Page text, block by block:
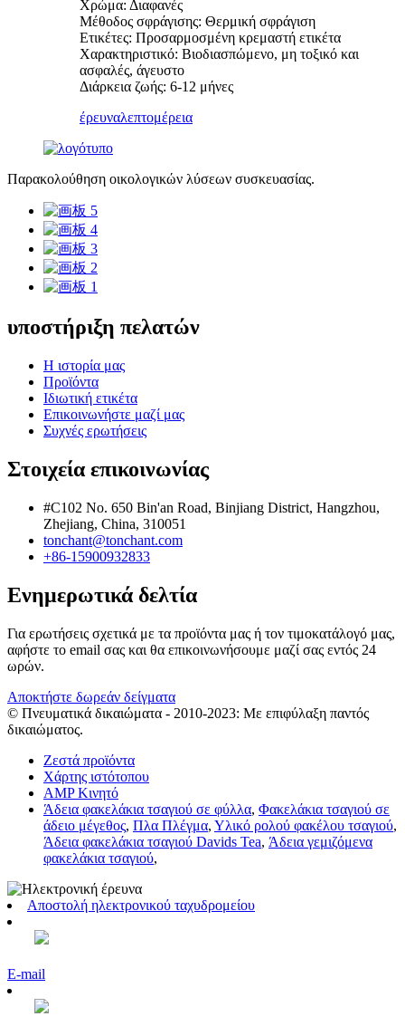
Χρώμα: Διαφανές
Μέθοδος σφράγισης: Θερμική σφράγιση
Ετικέτες: Προσαρμοσμένη κρεμαστή ετικέτα
Χαρακτηριστικό: Βιοδιασπώμενο, μη τοξικό και
ασφαλές, άγευστο
Διάρκεια ζωής: 6-12 μήνες
έρευναλεπτομέρεια
Παρακολούθηση οικολογικών λύσεων συσκευασίας.
υποστήριξη πελατών
Η ιστορία μας
Προϊόντα
Ιδιωτική ετικέτα
Επικοινωνήστε μαζί μας
Συχνές ερωτήσεις
Στοιχεία επικοινωνίας
#C102 No. 650 Bin'an Road, Binjiang District, Hangzhou,
Zhejiang, China, 310051
tonchant@tonchant.com
+86-15900932833
Ενημερωτικά δελτία
Για ερωτήσεις σχετικά με τα προϊόντα μας ή τον τιμοκατάλογό μας,
αφήστε το email σας και θα επικοινωνήσουμε μαζί σας εντός 24
ωρών.
Αποκτήστε δωρεάν δείγματα
© Πνευματικά δικαιώματα - 2010-2023: Με επιφύλαξη παντός
δικαιώματος.
Ζεστά προϊόντα
Χάρτης ιστότοπου
AMP Κινητό
Άδεια φακελάκια τσαγιού σε φύλλα, Φακελάκια τσαγιού σε
άδειο μέγεθος, Πλα Πλέγμα, Υλικό ρολού φακέλου τσαγιού,
Άδεια φακελάκια τσαγιού Davids Tea, Άδεια γεμιζόμενα
φακελάκια τσαγιού,
Αποστολή ηλεκτρονικού ταχυδρομείου
E-mail